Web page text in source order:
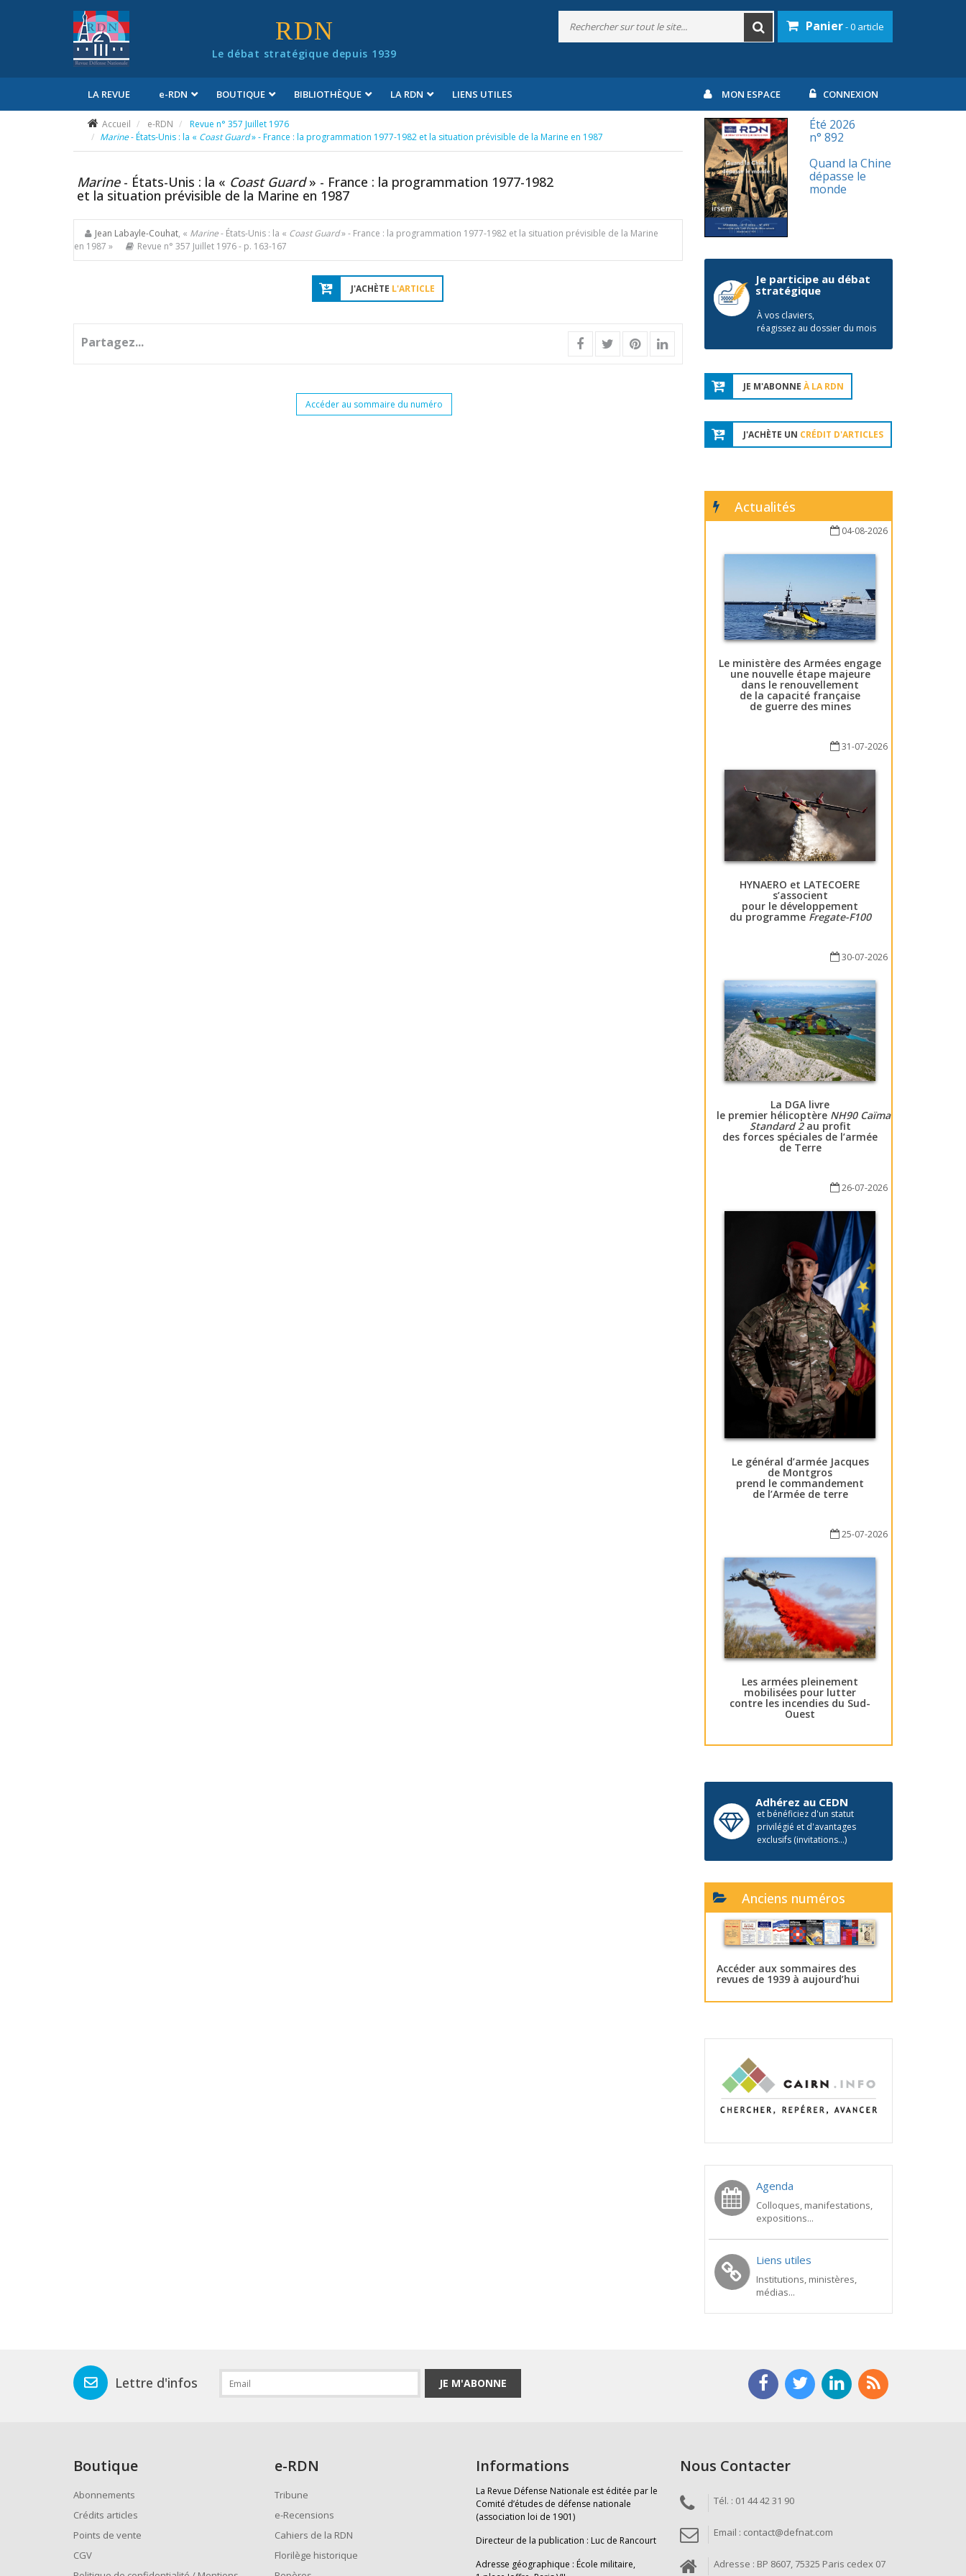
RDN
Le débat stratégique depuis 1939
Panier- 0 article
LA REVUE e-RDN BOUTIQUE BIBLIOTHÈQUE LA RDN LIENS UTILES MON ESPACE CONNEXION
Accueil e-RDN
Revue n° 357 Juillet 1976
Marine- États-Unis : la « Coast Guard» - France : la programmation 1977-1982 et la situation prévisible de la Marine en 1987
Marine - États-Unis : la « Coast Guard» - France : la programmation 1977-1982
et la situation prévisible de la Marine en 1987
Jean Labayle-Couhat, « Marine- États-Unis : la « Coast Guard» - France : la programmation 1977-1982 et la situation prévisible de la Marine
en 1987 »
Revue n° 357 Juillet 1976- p. 163-167
J'ACHÈTE L'ARTICLE
Partagez...
Accéder au sommaire du numéro
Été 2026
n° 892
Quand la Chine
dépasse le
monde
Je participe au débat
stratégique
À vos claviers,
réagissez au dossier du mois
JE M'ABONNE À LA RDN
J'ACHÈTE UN CRÉDIT D'ARTICLES
Actualités
04-08-2026
Le ministère des Armées engage
une nouvelle étape majeure
dans le renouvellement
de la capacité française
de guerre des mines
31-07-2026
HYNAERO et LATECOERE
s’associent
pour le développement
du programme Fregate-F100
30-07-2026
La DGA livre
le premier hélicoptère NH90 Caïman
Standard 2au profit
des forces spéciales de l’armée
de Terre
26-07-2026
Le général d’armée Jacques
de Montgros
prend le commandement
de l’Armée de terre
25-07-2026
Les armées pleinement
mobilisées pour lutter
contre les incendies du Sud-
Ouest
Adhérez au CEDN
et bénéficiez d'un statut
privilégié et d'avantages
exclusifs (invitations...)
Anciens numéros
Accéder aux sommaires des
revues de 1939 à aujourd’hui
Agenda
Colloques, manifestations,
expositions...
Liens utiles
Institutions, ministères,
médias...
Lettre d'infos JE M'ABONNE
Boutique
Abonnements
Crédits articles
Points de vente
CGV
e-RDN
Tribune
e-Recensions
Cahiers de la RDN
Florilège historique
Informations
La Revue Défense Nationale est éditée par le
Comité d’études de défense nationale
(association loi de 1901)
Directeur de la publication : Luc de Rancourt
Adresse géographique : École militaire,
Nous Contacter
Tél. : 01 44 42 31 90
Email : contact@defnat.com
Adresse : BP 8607, 75325 Paris cedex 07